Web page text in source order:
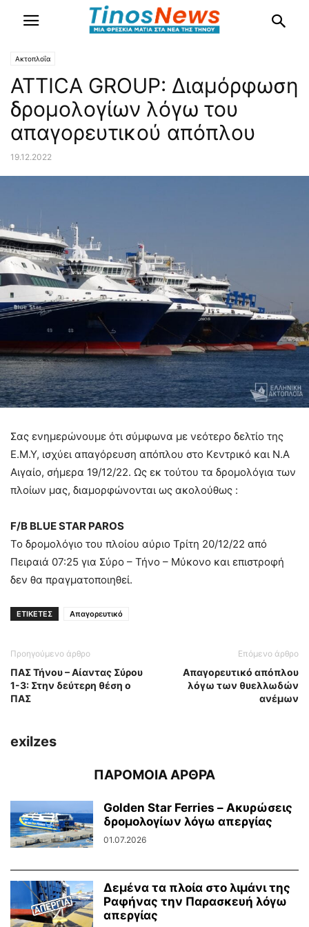
Ακτοπλοΐα
ATTICA GROUP: Διαμόρφωση
δρομολογίων λόγω του
απαγορευτικού απόπλου
19.12.2022
Σας ενημερώνουμε ότι σύμφωνα με νεότερο δελτίο της
Ε.Μ.Υ, ισχύει απαγόρευση απόπλου στο Κεντρικό και Ν.Α
Αιγαίο, σήμερα 19/12/22. Ως εκ τούτου τα δρομολόγια των
πλοίων μας, διαμορφώνονται ως ακολούθως :
F/B BLUE STAR PAROS
Το δρομολόγιο του πλοίου αύριο Τρίτη 20/12/22 από
Πειραιά 07:25 για Σύρο – Τήνο – Μύκονο και επιστροφή
δεν θα πραγματοποιηθεί.
ΕΤΙΚΕΤΕΣ Απαγορευτικό
Προηγούμενο άρθρο
ΠΑΣ Τήνου – Αίαντας Σύρου
1-3: Στην δεύτερη θέση ο
ΠΑΣ
Επόμενο άρθρο
Απαγορευτικό απόπλου
λόγω των θυελλωδών
ανέμων
exilzes
ΠΑΡΟΜΟΙΑ ΑΡΘΡΑ
Golden Star Ferries – Ακυρώσεις
δρομολογίων λόγω απεργίας
01.07.2026
Δεμένα τα πλοία στο λιμάνι της
Ραφήνας την Παρασκευή λόγω
απεργίας